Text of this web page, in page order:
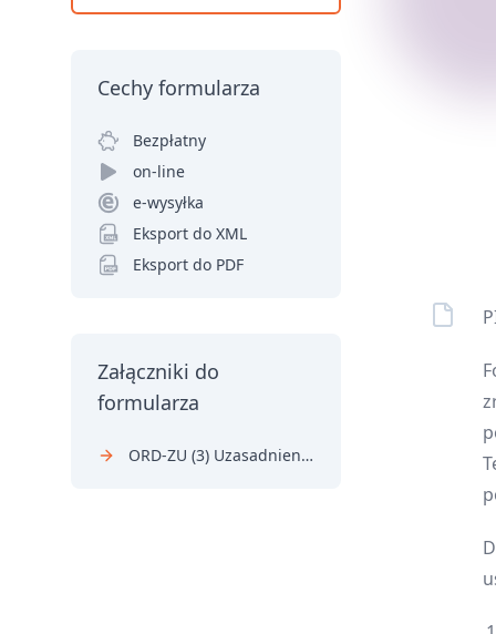
Cechy formularza
Bezpłatny
on-line
e-wysyłka
Eksport do XML
Eksport do PDF
Załączniki do
formularza
ORD-ZU (3) Uzasadnienie przyczyn korekty deklaracji